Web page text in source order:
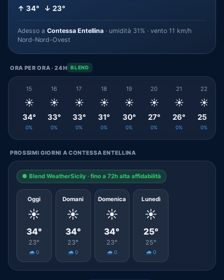
↑ 34° ↓ 23°
Adesso a Contessa Entellina · umidità 31% · vento 11 km/h
Nord-Nord-Ovest
ORA PER ORA · 24H BLEND
15
☀️
34°
0%
16
☀️
33°
0%
17
☀️
33°
0%
18
☀️
31°
0%
19
☀️
30°
0%
20
☀️
27°
0%
21
☀️
26°
0%
22
☀️
25°
0%
PROSSIMI GIORNI A CONTESSA ENTELLINA
● Blend WeatherSicily · fino a 72h alta affidabilità
Oggi
☀️
34°
23°
🌧️ 0
Domani
☀️
34°
23°
🌧️ 0
Domenica
☀️
34°
23°
🌧️ 0
Lunedì
☀️
25°
25°
🌧️ 0